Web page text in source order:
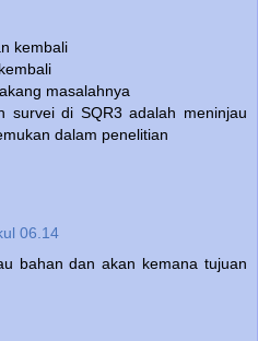
kembali
masalahnya
survei di SQR3 adalah meninjau
dalam penelitian
06.14
bahan dan akan kemana tujuan